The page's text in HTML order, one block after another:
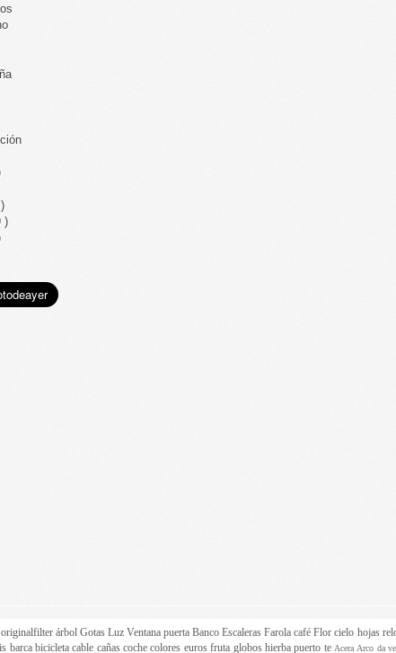
)
originalfilter árbol Gotas Luz VentanapuertaBancoEscalerasFarolacaféFlorcielo hojas
barcabicicletacable cañascochecolores eurosfruta globos hierbapuerto te Acera Arco da